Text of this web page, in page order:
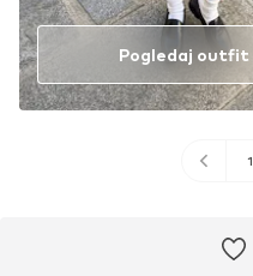
Pogledaj outfit
1